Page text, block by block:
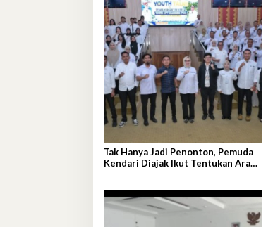
Tak Hanya Jadi Penonton, Pemuda
Kendari Diajak Ikut Tentukan Arah